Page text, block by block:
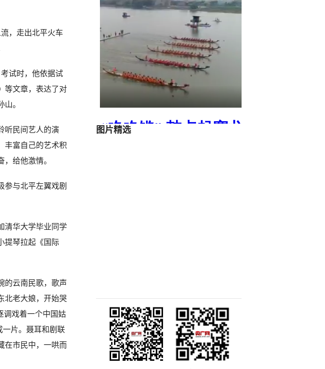
，走出北平火车
试时，他依据试
等文章，表达了对
。
民间艺人的演
丰富自己的艺术积
给他激情。
与北平左翼戏剧
清华大学毕业同学
提琴拉起《国际
云南民歌，歌声
北老大娘，开始哭
调戏着一个中国姑
一片。聂耳和剧联
在市民中，一哄而